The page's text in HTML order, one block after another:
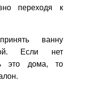
переходя к
ванну
Если нет
это дома, то